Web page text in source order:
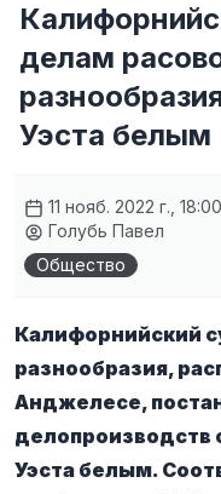
делам
Уэста белым
11 нояб. 2022 г., 18:00
Голубь Павел
Общество
Калифорнийский
разнообразия,
Анджелесе,
делопроизводств
Уэста белым.